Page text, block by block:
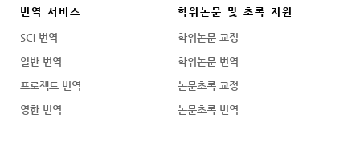
번역 서비스
SCI 번역
일반 번역
프로젝트 번역
영한 번역
학위논문 및 초록 지원
학위논문 교정
학위논문 번역
논문초록 교정
논문초록 번역